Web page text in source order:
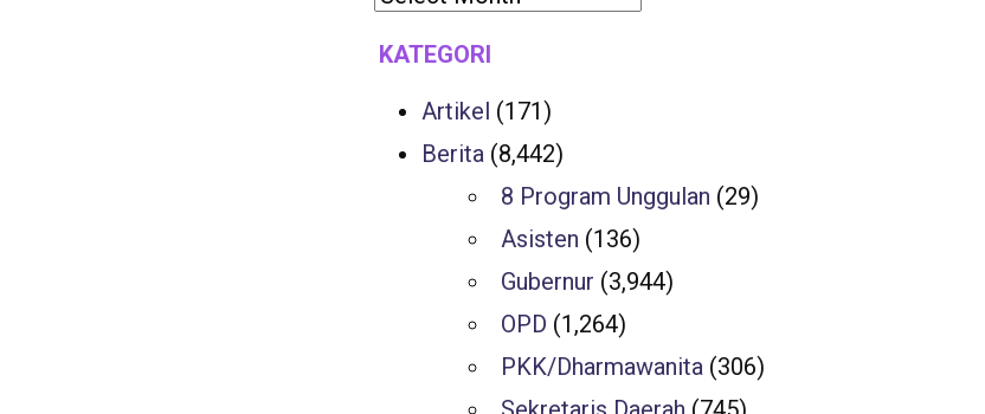
KATEGORI
Artikel (171)
Berita (8,442)
8 Program Unggulan (29)
Asisten (136)
Gubernur (3,944)
OPD (1,264)
PKK/Dharmawanita (306)